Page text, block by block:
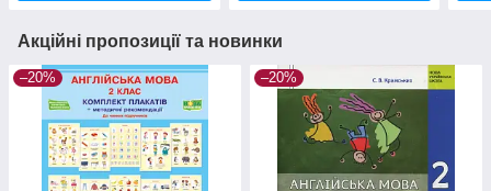
Акційні пропозиції та новинки
–20% –20%